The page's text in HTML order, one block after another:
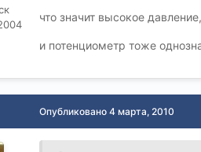
что значит высокое
и потенциометр тоже
Опубликовано 4 марта, 2010